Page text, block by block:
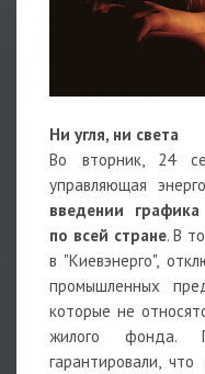
Ни угля, ни света
Во вторник, 24
управляющая
введении
по всей стране. В
в "Киевэнерго",
промышленных
которые не
жилого фонда.
гарантировали,